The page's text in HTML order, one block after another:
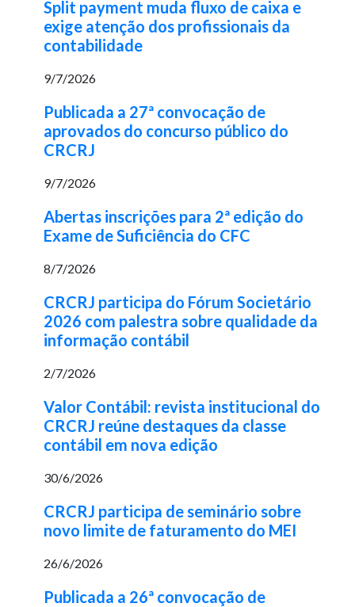
Split payment muda fluxo de caixa e
exige atenção dos profissionais da
contabilidade
9/7/2026
Publicada a 27ª convocação de
aprovados do concurso público do
CRCRJ
9/7/2026
Abertas inscrições para 2ª edição do
Exame de Suficiência do CFC
8/7/2026
CRCRJ participa do Fórum Societário
2026 com palestra sobre qualidade da
informação contábil
2/7/2026
Valor Contábil: revista institucional do
CRCRJ reúne destaques da classe
contábil em nova edição
30/6/2026
CRCRJ participa de seminário sobre
novo limite de faturamento do MEI
26/6/2026
Publicada a 26ª convocação de